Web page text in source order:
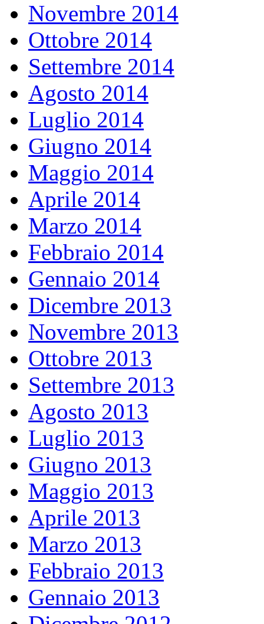
Novembre 2014
Ottobre 2014
Settembre 2014
Agosto 2014
Luglio 2014
Giugno 2014
Maggio 2014
Aprile 2014
Marzo 2014
Febbraio 2014
Gennaio 2014
Dicembre 2013
Novembre 2013
Ottobre 2013
Settembre 2013
Agosto 2013
Luglio 2013
Giugno 2013
Maggio 2013
Aprile 2013
Marzo 2013
Febbraio 2013
Gennaio 2013